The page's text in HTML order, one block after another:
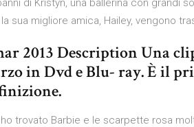
di Kristyn, una ballerina con grandi
sua migliore amica, Hailey, vengono
2013 Description Una
in Dvd e Blu- ray. È il
ho trovato Barbie e le scarpette rosa